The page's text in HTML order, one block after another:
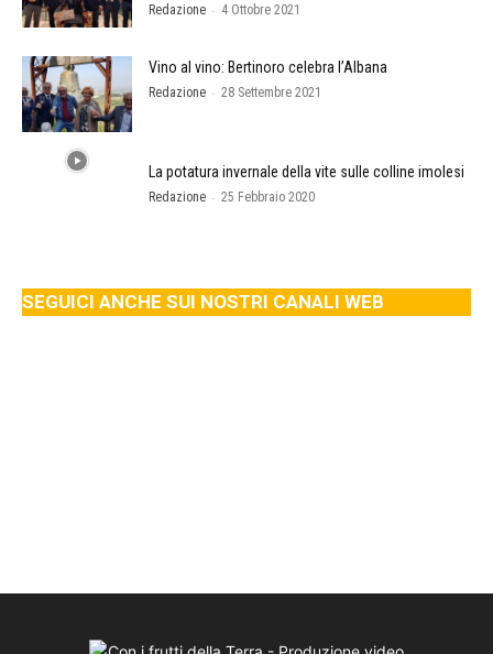
Redazione - 4 Ottobre 2021
Vino al vino: Bertinoro celebra l’Albana
Redazione - 28 Settembre 2021
La potatura invernale della vite sulle colline imolesi
Redazione - 25 Febbraio 2020
SEGUICI ANCHE SUI NOSTRI CANALI WEB